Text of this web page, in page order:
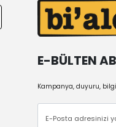
E-BÜLTEN
Kampanya, duyuru,